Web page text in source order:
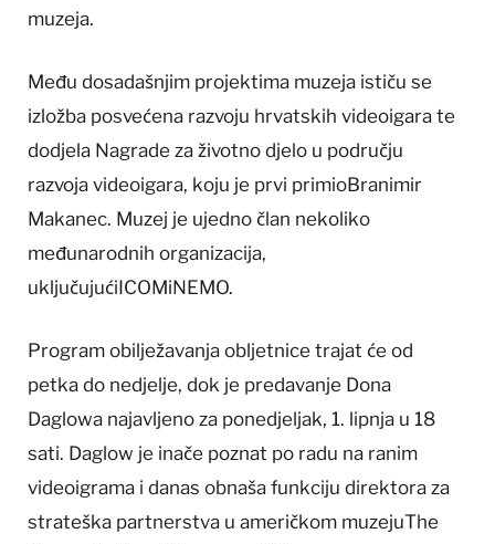
muzeja.
Među dosadašnjim projektima muzeja ističu se
izložba posvećena razvoju hrvatskih videoigara te
dodjela Nagrade za životno djelo u području
razvoja videoigara, koju je prvi primioBranimir
Makanec. Muzej je ujedno član nekoliko
međunarodnih organizacija,
uključujućiICOMiNEMO.
Program obilježavanja obljetnice trajat će od
petka do nedjelje, dok je predavanje Dona
Daglowa najavljeno za ponedjeljak, 1. lipnja u 18
sati. Daglow je inače poznat po radu na ranim
videoigrama i danas obnaša funkciju direktora za
strateška partnerstva u američkom muzejuThe